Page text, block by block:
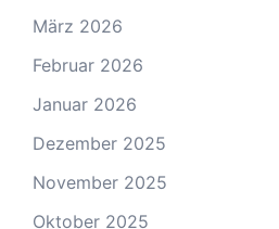
März 2026
Februar 2026
Januar 2026
Dezember 2025
November 2025
Oktober 2025